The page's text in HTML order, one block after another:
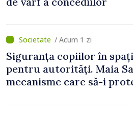
/ Acum 1 zi
Siguranța copiilor în
pentru autorități. Maia
mecanisme care să-i